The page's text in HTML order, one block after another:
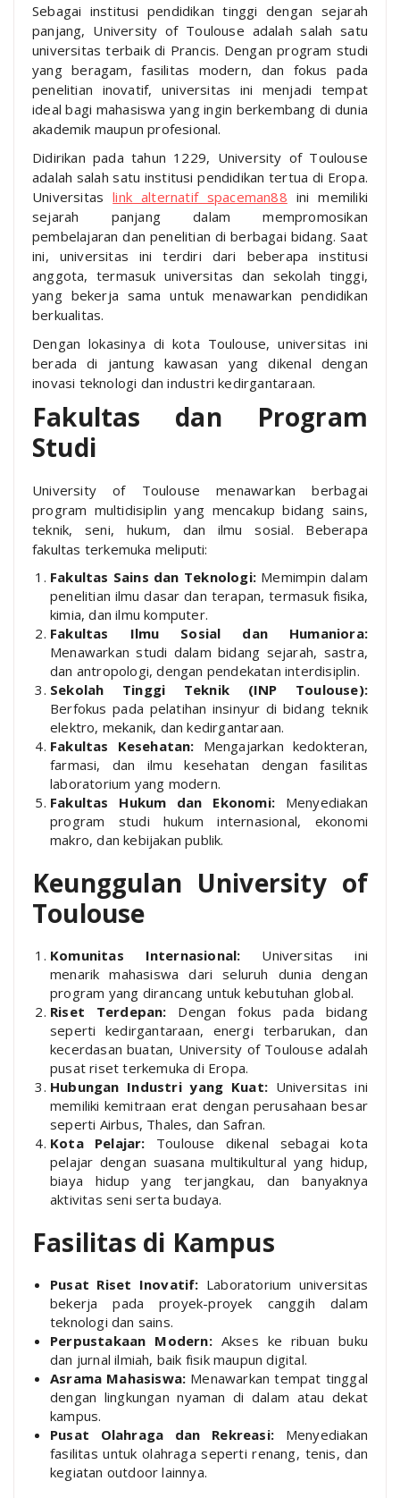
Sebagai institusi pendidikan tinggi dengan sejarah
panjang, University of Toulouse adalah salah satu
universitas terbaik di Prancis. Dengan program studi
yang beragam, fasilitas modern, dan fokus pada
penelitian inovatif, universitas ini menjadi tempat
ideal bagi mahasiswa yang ingin berkembang di dunia
akademik maupun profesional.
Didirikan pada tahun 1229, University of Toulouse
adalah salah satu institusi pendidikan tertua di Eropa.
Universitaslink alternatif spaceman88 ini memiliki
sejarah panjang dalam mempromosikan
pembelajaran dan penelitian di berbagai bidang. Saat
ini, universitas ini terdiri dari beberapa institusi
anggota, termasuk universitas dan sekolah tinggi,
yang bekerja sama untuk menawarkan pendidikan
berkualitas.
Dengan lokasinya di kota Toulouse, universitas ini
berada di jantung kawasan yang dikenal dengan
inovasi teknologi dan industri kedirgantaraan.
Fakultas dan Program
Studi
University of Toulouse menawarkan berbagai
program multidisiplin yang mencakup bidang sains,
teknik, seni, hukum, dan ilmu sosial. Beberapa
fakultas terkemuka meliputi:
Fakultas Sains dan Teknologi:Memimpin dalam
penelitian ilmu dasar dan terapan, termasuk fisika,
kimia, dan ilmu komputer.
Fakultas Ilmu Sosial dan Humaniora:
Menawarkan studi dalam bidang sejarah, sastra,
dan antropologi, dengan pendekatan interdisiplin.
Sekolah Tinggi Teknik (INP Toulouse):
Berfokus pada pelatihan insinyur di bidang teknik
elektro, mekanik, dan kedirgantaraan.
Fakultas Kesehatan: Mengajarkan kedokteran,
farmasi, dan ilmu kesehatan dengan fasilitas
laboratorium yang modern.
Fakultas Hukum dan Ekonomi: Menyediakan
program studi hukum internasional, ekonomi
makro, dan kebijakan publik.
Keunggulan University of
Toulouse
Komunitas Internasional: Universitas ini
menarik mahasiswa dari seluruh dunia dengan
program yang dirancang untuk kebutuhan global.
Riset Terdepan: Dengan fokus pada bidang
seperti kedirgantaraan, energi terbarukan, dan
kecerdasan buatan, University of Toulouse adalah
pusat riset terkemuka di Eropa.
Hubungan Industri yang Kuat:Universitas ini
memiliki kemitraan erat dengan perusahaan besar
seperti Airbus, Thales, dan Safran.
Kota Pelajar: Toulouse dikenal sebagai kota
pelajar dengan suasana multikultural yang hidup,
biaya hidup yang terjangkau, dan banyaknya
aktivitas seni serta budaya.
Fasilitas di Kampus
Pusat Riset Inovatif: Laboratorium universitas
bekerja pada proyek-proyek canggih dalam
teknologi dan sains.
Perpustakaan Modern:Akses ke ribuan buku
dan jurnal ilmiah, baik fisik maupun digital.
Asrama Mahasiswa: Menawarkan tempat tinggal
dengan lingkungan nyaman di dalam atau dekat
kampus.
Pusat Olahraga dan Rekreasi: Menyediakan
fasilitas untuk olahraga seperti renang, tenis, dan
kegiatan outdoor lainnya.